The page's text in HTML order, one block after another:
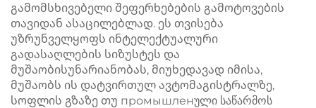
გამომსხივებელი შეფერხებების გამოტოვების
თავიდან ასაცილებლად. ეს თვისება
უზრუნველყოფს ინტელექტუალური
გადასაღლების სიზუსტეს და
მუშაობისუნარიანობას, მიუხედავად იმისა,
მუშაობს ის დატვირთულ ავტომაგისტრალზე,
სოფლის გზაზე თუ промышленული საწარმოს